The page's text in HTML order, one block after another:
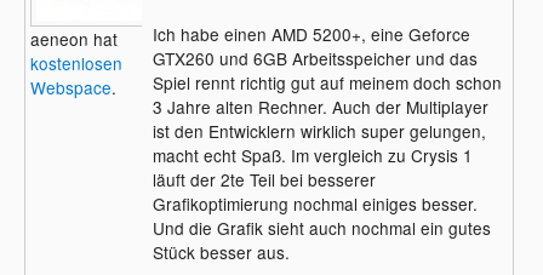
aeneon hat
kostenlosen
Webspace.
Ich habe einen AMD 5200+, eine Geforce
GTX260 und 6GB Arbeitsspeicher und das
Spiel rennt richtig gut auf meinem doch schon
3 Jahre alten Rechner. Auch der Multiplayer
ist den Entwicklern wirklich super gelungen,
macht echt Spaß. Im vergleich zu Crysis 1
läuft der 2te Teil bei besserer
Grafikoptimierung nochmal einiges besser.
Und die Grafik sieht auch nochmal ein gutes
Stück besser aus.